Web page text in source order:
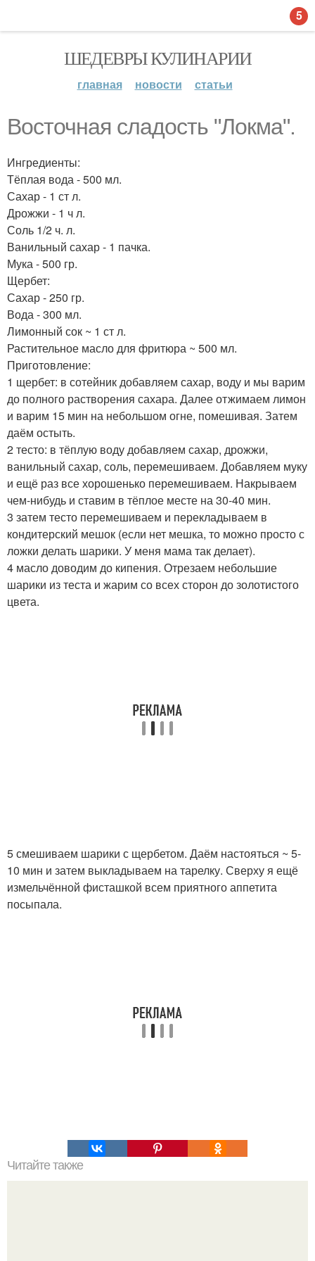
ШЕДЕВРЫ КУЛИНАРИИ
главная новости статьи
Восточная сладость "Локма".
Ингредиенты:
Тёплая вода - 500 мл.
Сахар - 1 ст л.
Дрожжи - 1 ч л.
Соль 1/2 ч. л.
Ванильный сахар - 1 пачка.
Мука - 500 гр.
Щербет:
Сахар - 250 гр.
Вода - 300 мл.
Лимонный сок ~ 1 ст л.
Растительное масло для фритюра ~ 500 мл.
Приготовление:
1 щербет: в сотейник добавляем сахар, воду и мы варим
до полного растворения сахара. Далее отжимаем лимон
и варим 15 мин на небольшом огне, помешивая. Затем
даём остыть.
2 тесто: в тёплую воду добавляем сахар, дрожжи,
ванильный сахар, соль, перемешиваем. Добавляем муку
и ещё раз все хорошенько перемешиваем. Накрываем
чем-нибудь и ставим в тёплое месте на 30-40 мин.
3 затем тесто перемешиваем и перекладываем в
кондитерский мешок (если нет мешка, то можно просто с
ложки делать шарики. У меня мама так делает).
4 масло доводим до кипения. Отрезаем небольшие
шарики из теста и жарим со всех сторон до золотистого
цвета.
5 смешиваем шарики с щербетом. Даём настояться ~ 5-
10 мин и затем выкладываем на тарелку. Сверху я ещё
измельчённой фисташкой всем приятного аппетита
посыпала.
Читайте также
5